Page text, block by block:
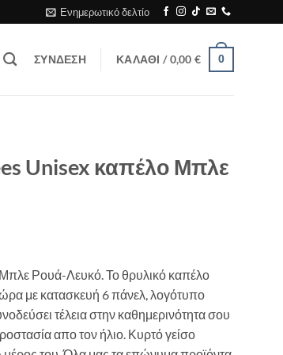
Ενημερωτικό δελτίο
ΣΎΝΔΕΣΗ ΚΑΛΆΘΙ /0,00€ 0
Unisex καπέλο Μπλε
Ρουά-Λευκό. Το θρυλικό καπέλο
με κατασκευή 6 πάνελ, λογότυπο
τέλεια στην καθημερινότητα σου
απο τον ήλιο. Κυρτό γείσο